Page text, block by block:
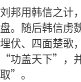
刘邦用韩信之计
盘。随后韩信虏
埋伏、四面楚歌
“功盖天下”，
取”。